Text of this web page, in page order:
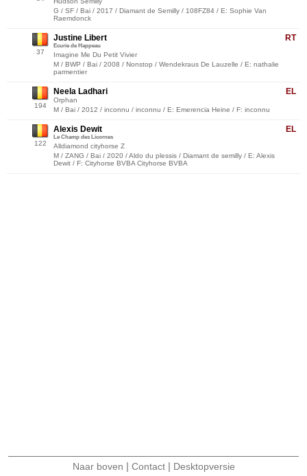
G / SF / Bai / 2017 / Diamant de Semilly / 108FZ84 / E: Sophie Van
Raemdonck
37
RT
Justine Libert
Ecurie de Happeau
Imagine Me Du Petit Vivier
M / BWP / Bai / 2008 / Nonstop / Wendekraus De Lauzelle / E: nathalie
parmentier
194
EL
Neela Ladhari
Orphan
M / Bai / 2012 / inconnu / inconnu / E: Emerencia Heine / F: inconnu
122
EL
Alexis Dewit
Le Champ des Licornes
Alldiamond cityhorse Z
M / ZANG / Bai / 2020 / Aldo du plessis / Diamant de semilly / E: Alexis
Dewit / F: Cityhorse BVBA Cityhorse BVBA
Naar boven | Contact | Desktopversie